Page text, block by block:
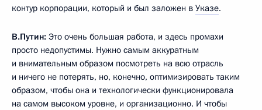
контур корпорации, который и был заложен в Указе.
В.Путин: Это очень большая работа, и здесь промахи
просто недопустимы. Нужно самым аккуратным
и внимательным образом посмотреть на всю отрасль
и ничего не потерять, но, конечно, оптимизировать таким
образом, чтобы она и технологически функционировала
на самом высоком уровне, и организационно. И чтобы